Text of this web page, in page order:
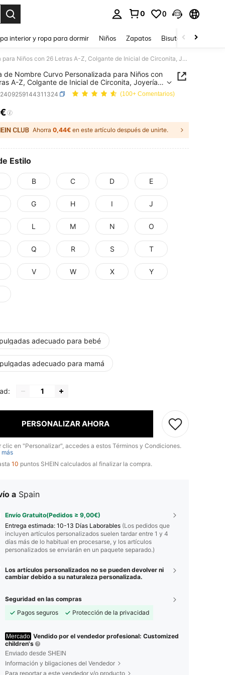
0 0
interior y ropa para dormir Niños Zapatos Bisutería Y
Pulsera de Nombre Curvo Personalizada para Niños con 26 Letras A-Z, Colgante de Inicial de Circonita, Joyería Personalizada para Bebé, Regalo Ideal para Mamá Recién Nacida, Navidad y Vacaciones
de Nombre Curvo Personalizada para Niños con
A-Z, Colgante de Inicial de Circonita, Joyería
para Bebé, Regalo Ideal para Mamá
Nacida, Navidad y Vacaciones
(100+ Comentarios)
AND AVAILABILITY
Ahorra 0,44€ en este artículo después de unirte.
Estilo
B C D E
G H I J
L M N O
Q R S T
V W X Y
adecuado para bebé
adecuado para mamá
PERSONALIZAR AHORA
clic en "Personalizar", accedes a estos Términos y Condiciones.
10 puntos SHEIN calculados al finalizar la compra.
a Spain
Envío Gratuito(Pedidos ≥ 9,00€)
Entrega estimada: 10-13 Días Laborables (Los pedidos que
incluyen artículos personalizados suelen tardar entre 1 y 4
días más de lo habitual en procesarse, y los artículos
personalizados se enviarán en un paquete separado.)
Los artículos personalizados no se pueden devolver ni
cambiar debido a su naturaleza personalizada.
Seguridad en las compras
Pagos seguros
Protección de la privacidad
Mercado Vendido por el vendedor profesional: Customized
children's
Enviado desde SHEIN
Información y bligaciones del Vendedor
Para reportar a este vendedor y/o producto